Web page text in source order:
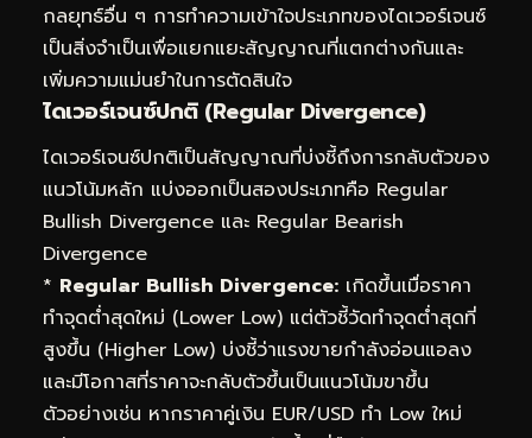
กลยุทธ์อื่น ๆ การทำความเข้าใจประเภทของไดเวอร์เจนซ์
เป็นสิ่งจำเป็นเพื่อแยกแยะสัญญาณที่แตกต่างกันและ
เพิ่มความแม่นยำในการตัดสินใจ
ไดเวอร์เจนซ์ปกติ (Regular Divergence)
ไดเวอร์เจนซ์ปกติเป็นสัญญาณที่บ่งชี้ถึงการกลับตัวของ
แนวโน้มหลัก แบ่งออกเป็นสองประเภทคือ Regular
Bullish Divergence และ Regular Bearish
Divergence
* Regular Bullish Divergence: เกิดขึ้นเมื่อราคา
ทำจุดต่ำสุดใหม่ (Lower Low) แต่ตัวชี้วัดทำจุดต่ำสุดที่
สูงขึ้น (Higher Low) บ่งชี้ว่าแรงขายกำลังอ่อนแอลง
และมีโอกาสที่ราคาจะกลับตัวขึ้นเป็นแนวโน้มขาขึ้น
ตัวอย่างเช่น หากราคาคู่เงิน EUR/USD ทำ Low ใหม่